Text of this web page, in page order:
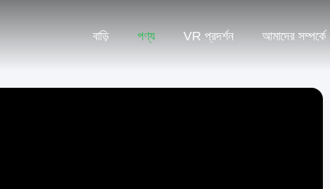
বাড়ি পণ্য VR প্রদর্শন আমাদের সম্পর্কে